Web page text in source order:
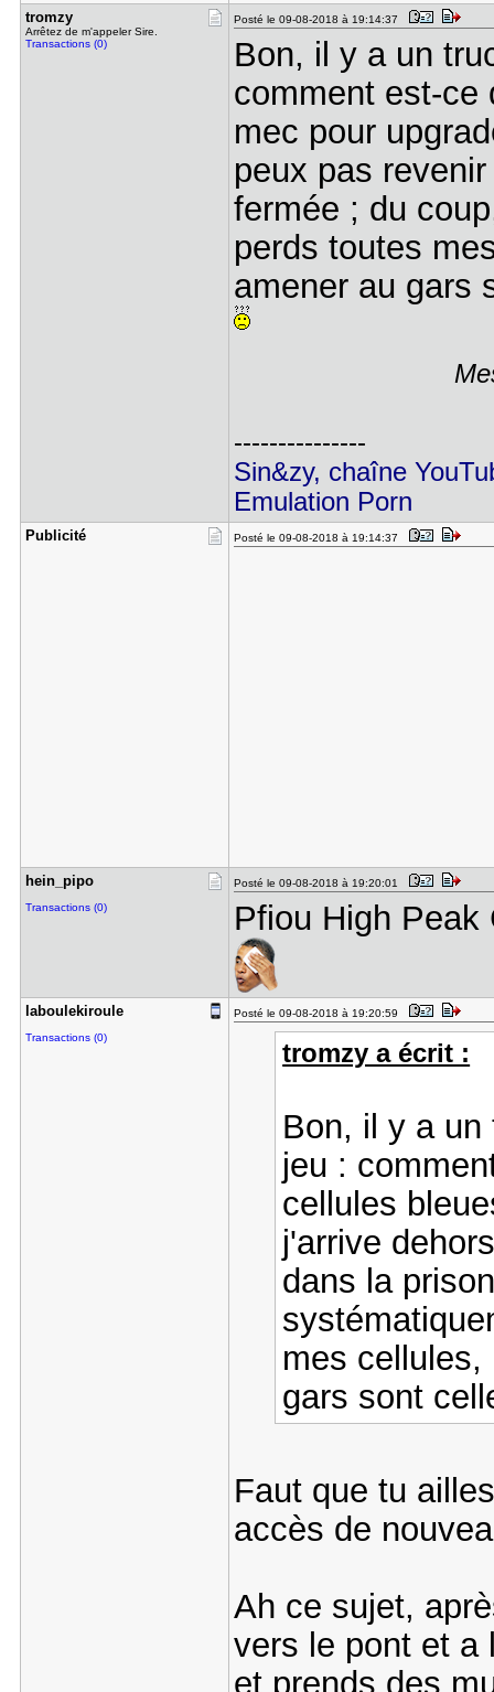
tromzy
Arrêtez de m'appeler Sire.
Transactions (0)
Posté le 09-08-2018 à 19:14:37
Bon, il y a un
comment est-ce
mec pour
peux pas
fermée ; du
perds toutes
amener au gars
---------------
Sin&zy, chaîne
Emulation Porn
Publicité Posté le 09-08-2018 à 19:14:37
hein_pipo
Transactions (0)
Posté le 09-08-2018 à 19:20:01
Pfiou High Peak
laboulekir​oule
Transactions (0)
Posté le 09-08-2018 à 19:20:59
tromzy a écrit :
Bon, il y a
jeu :
cellules
j'arrive
dans la
mes cellules,
gars sont
Faut que tu
accès de
Ah ce sujet,
vers le pont et a
et prends des